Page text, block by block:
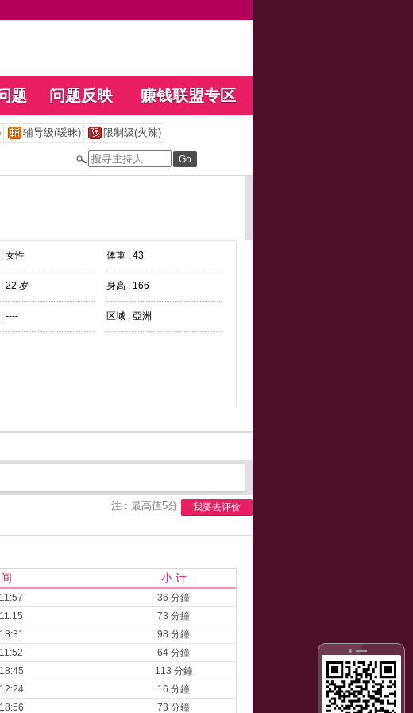
题 问题反映 赚钱联盟专区
辅导级(暧昧) 限制级(火辣)
女性 体重 : 43
22 岁 身高 : 166
---- 区域 : 亞洲
注 : 最高值5分 我要去评价
小 计
36 分鐘
73 分鐘
98 分鐘
64 分鐘
113 分鐘
16 分鐘
73 分鐘